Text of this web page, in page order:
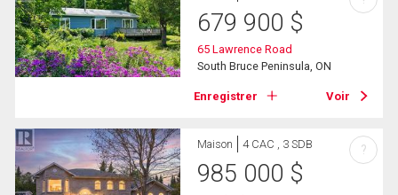
679 900 $
65 Lawrence Road
South Bruce Peninsula, ON
Enregistrer Voir
Maison 4 CAC , 3 SDB
985 000 $
?